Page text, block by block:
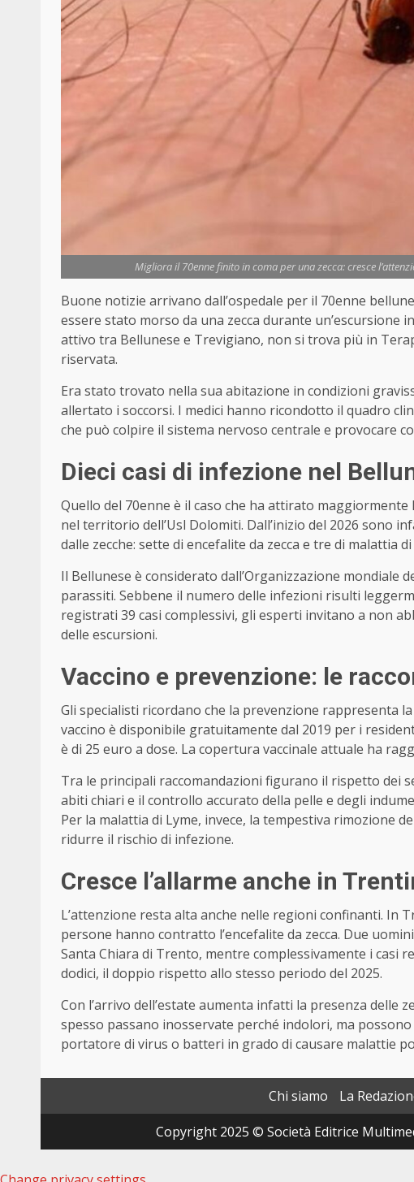
Migliora il 70enne finito in coma per una zecca: cresce
Buone notizie arrivano dall’ospedale per il 70enne
essere stato morso da una zecca durante un’escursione
attivo tra Bellunese e Trevigiano, non si trova più in
riservata.
Era stato trovato nella sua abitazione in condizioni
allertato i soccorsi. I medici hanno ricondotto il quadro
che può colpire il sistema nervoso centrale e provocare
Dieci casi di infezione nel
Quello del 70enne è il caso che ha attirato
nel territorio dell’Usl Dolomiti. Dall’inizio del 2026 sono
dalle zecche: sette di encefalite da zecca e tre di malattia di
Il Bellunese è considerato dall’Organizzazione mondiale
parassiti. Sebbene il numero delle infezioni risulti
registrati 39 casi complessivi, gli esperti invitano a non
delle escursioni.
Vaccino e prevenzione: le
Gli specialisti ricordano che la prevenzione rappresenta
vaccino è disponibile gratuitamente dal 2019 per i
è di 25 euro a dose. La copertura vaccinale attuale ha
Tra le principali raccomandazioni figurano il rispetto dei
abiti chiari e il controllo accurato della pelle e degli
Per la malattia di Lyme, invece, la tempestiva rimozione
ridurre il rischio di infezione.
Cresce l’allarme anche in
L’attenzione resta alta anche nelle regioni confinanti. In
persone hanno contratto l’encefalite da zecca. Due
Santa Chiara di Trento, mentre complessivamente i casi
dodici, il doppio rispetto allo stesso periodo del 2025.
Con l’arrivo dell’estate aumenta infatti la presenza delle
spesso passano inosservate perché indolori, ma
portatore di virus o batteri in grado di causare malattie
Chi siamo La
Copyright 2025 © Società Editrice